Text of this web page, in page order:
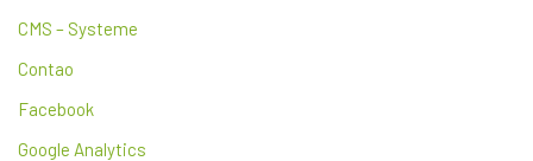
CMS – Systeme
Contao
Facebook
Google Analytics